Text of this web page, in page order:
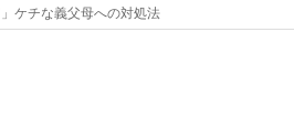
ケチな義父母への対処法